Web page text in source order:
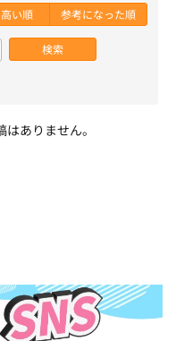
い順 参考になった順
検索
ありません。